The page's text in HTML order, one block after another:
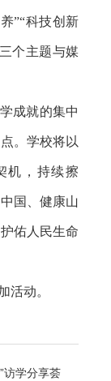
”“科技创新
个主题与媒
成就的集中
。学校将以
机，持续擦
国、健康山
佑人民生命
活动。
访学分享荟